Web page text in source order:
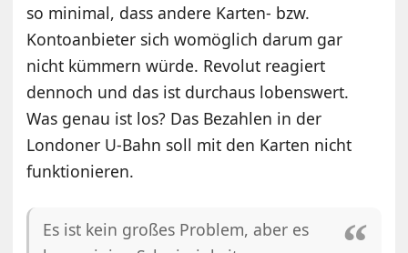
so minimal, dass andere Karten- bzw.
Kontoanbieter sich womöglich darum gar
nicht kümmern würde. Revolut reagiert
dennoch und das ist durchaus lobenswert.
Was genau ist los? Das Bezahlen in der
Londoner U-Bahn soll mit den Karten nicht
funktionieren.
Es ist kein großes Problem, aber es